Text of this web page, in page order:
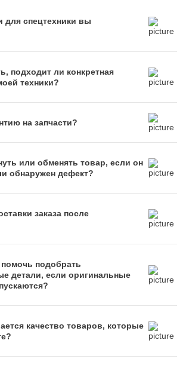
для спецтехники вы
подходит ли конкретная
техники?
на запчасти?
или обменять товар, если он
обнаружен дефект?
заказа после
подобрать
детали, если оригинальные
качество товаров, которые